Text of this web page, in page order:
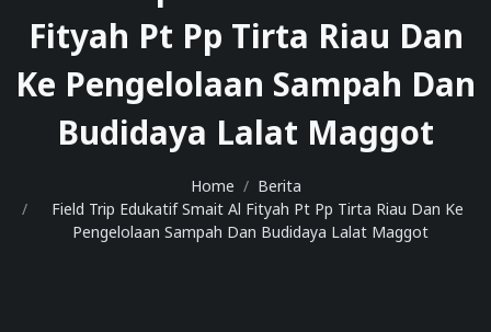
Fityah Pt Pp Tirta Riau Dan
Ke Pengelolaan Sampah Dan
Budidaya Lalat Maggot
Home
Berita
Field Trip Edukatif Smait Al Fityah Pt Pp Tirta Riau Dan Ke
Pengelolaan Sampah Dan Budidaya Lalat Maggot